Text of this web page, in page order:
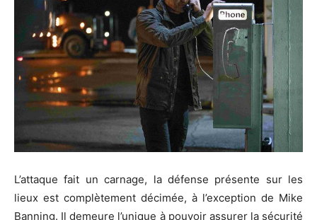
L’attaque fait un carnage, la défense présente sur les
lieux est complètement décimée, à l’exception de Mike
Banning. Il demeure l’unique à pouvoir assurer la sécurité